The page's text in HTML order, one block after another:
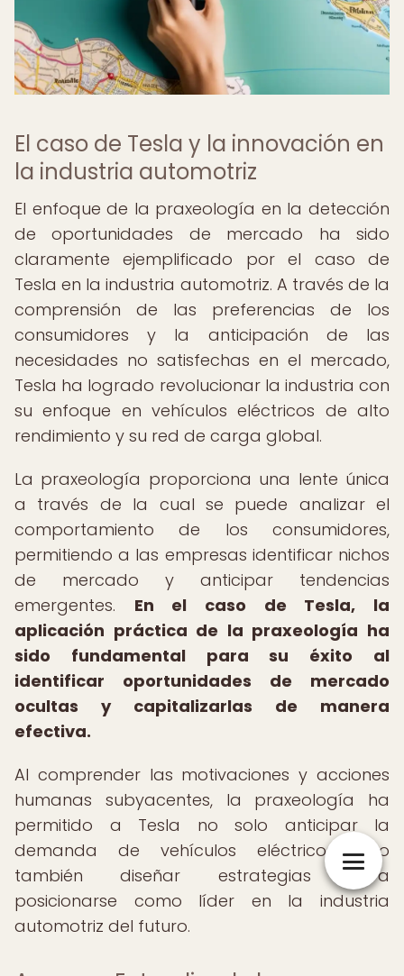
El caso de Tesla y la innovación en
la industria automotriz
El enfoque de la praxeología en la detección
de oportunidades de mercado ha sido
claramente ejemplificado por el caso de
Tesla en la industria automotriz. A través de la
comprensión de las preferencias de los
consumidores y la anticipación de las
necesidades no satisfechas en el mercado,
Tesla ha logrado revolucionar la industria con
su enfoque en vehículos eléctricos de alto
rendimiento y su red de carga global.
La praxeología proporciona una lente única
a través de la cual se puede analizar el
comportamiento de los consumidores,
permitiendo a las empresas identificar nichos
de mercado y anticipar tendencias
emergentes. En el caso de Tesla, la
aplicación práctica de la praxeología ha
sido fundamental para su éxito al
identificar oportunidades de mercado
ocultas y capitalizarlas de manera
efectiva.
Al comprender las motivaciones y acciones
humanas subyacentes, la praxeología ha
permitido a Tesla no solo anticipar la
demanda de vehículos eléctricos, sino
también diseñar estrategias para
posicionarse como líder en la industria
automotriz del futuro.